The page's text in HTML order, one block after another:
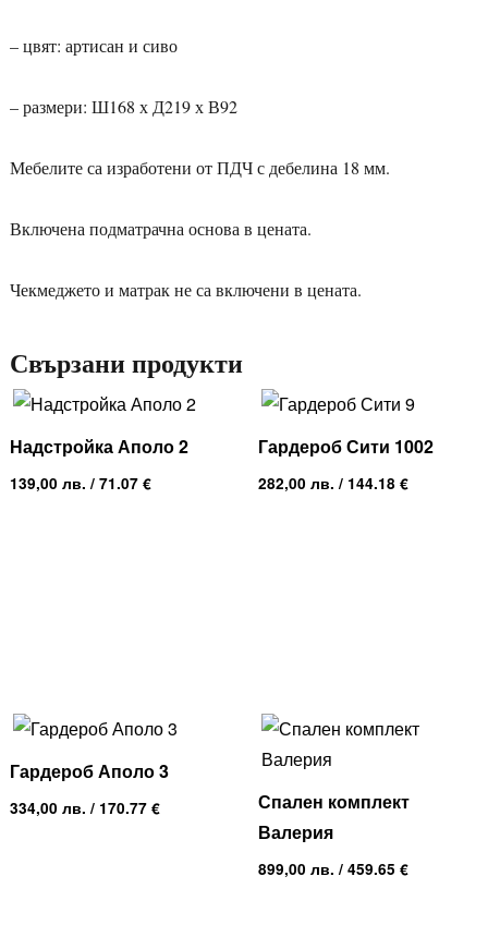
– цвят: артисан и сиво
– размери: Ш168 х Д219 х В92
Мебелите са изработени от ПДЧ с дебелина 18 мм.
Включена подматрачна основа в цената.
Чекмеджето и матрак не са включени в цената.
Свързани продукти
Надстройка Аполо 2
139,00 лв. / 71.07 €
Гардероб Сити 1002
282,00лв. / 144.18 €
Гардероб Аполо 3
334,00 лв. / 170.77 €
Спален комплект
Валерия
899,00лв. / 459.65 €